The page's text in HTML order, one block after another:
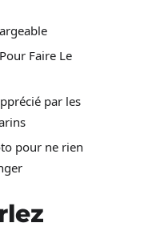
Faire Le
par les
pour ne rien